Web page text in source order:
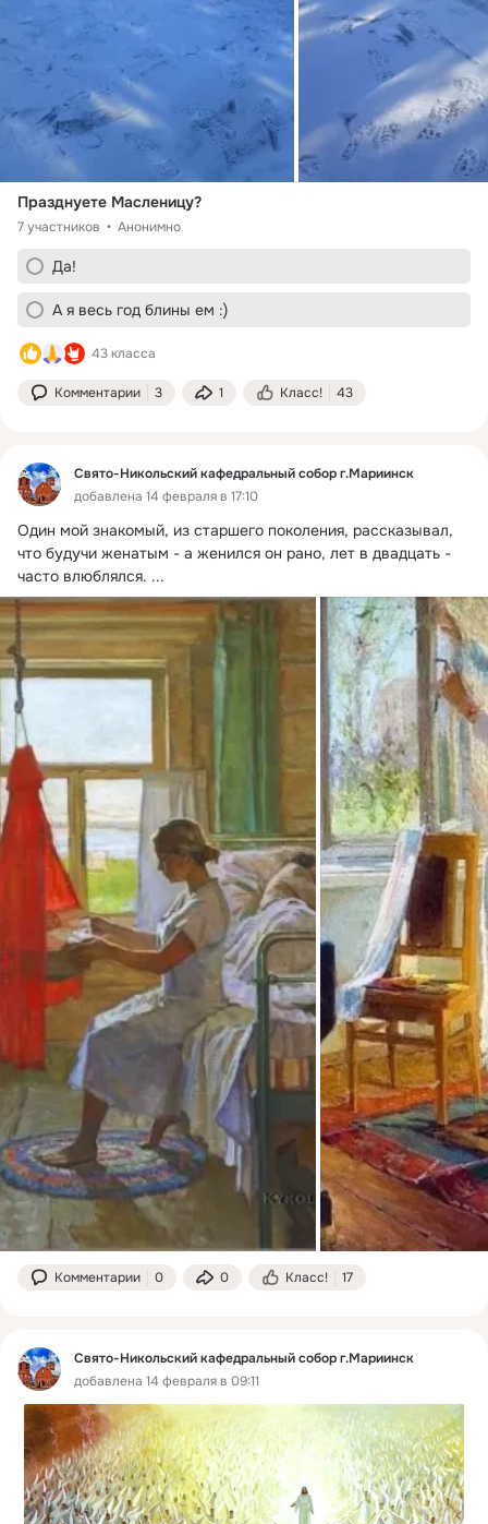
Празднуете Масленицу?
7 участников Анонимно
Да!
А я весь год блины ем :)
43 класса
Комментарии 3 1 Класс! 43
Свято-Никольский кафедральный собор г.Мариинск
добавлена 14 февраля в 17:10
Один мой знакомый, из старшего поколения, рассказывал,
что будучи женатым - а женился он рано, лет в двадцать -
часто влюблялся. ...
Комментарии 0 0 Класс! 17
Свято-Никольский кафедральный собор г.Мариинск
добавлена 14 февраля в 09:11